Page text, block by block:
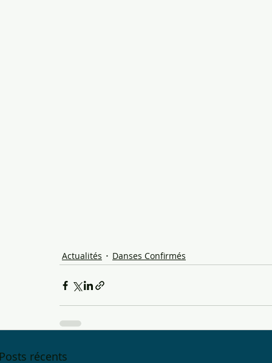
Actualités Danses Confirmés
récents